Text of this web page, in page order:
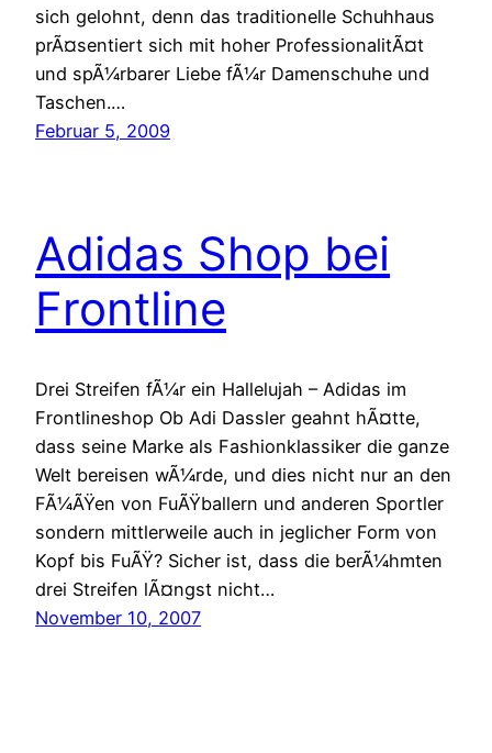
sich gelohnt, denn das traditionelle Schuhhaus
prÃ¤sentiert sich mit hoher ProfessionalitÃ¤t
und spÃ¼rbarer Liebe fÃ¼r Damenschuhe und
Taschen.…
Februar 5, 2009
Adidas Shop bei
Frontline
Drei Streifen fÃ¼r ein Hallelujah – Adidas im
Frontlineshop Ob Adi Dassler geahnt hÃ¤tte,
dass seine Marke als Fashionklassiker die ganze
Welt bereisen wÃ¼rde, und dies nicht nur an den
FÃ¼ÃŸen von FuÃŸballern und anderen Sportler
sondern mittlerweile auch in jeglicher Form von
Kopf bis FuÃŸ? Sicher ist, dass die berÃ¼hmten
drei Streifen lÃ¤ngst nicht…
November 10, 2007